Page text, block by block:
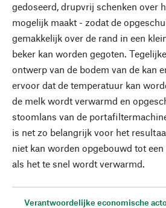
gedoseerd, drupvrij schenken over
mogelijk maakt - zodat de
gemakkelijk over de rand in een
beker kan worden gegoten.
ontwerp van de bodem van de kan
ervoor dat de temperatuur kan
de melk wordt verwarmd en
stoomlans van de
is net zo belangrijk voor het
niet kan worden opgebouwd tot
als het te snel wordt verwarmd.
Verantwoordelijke economische